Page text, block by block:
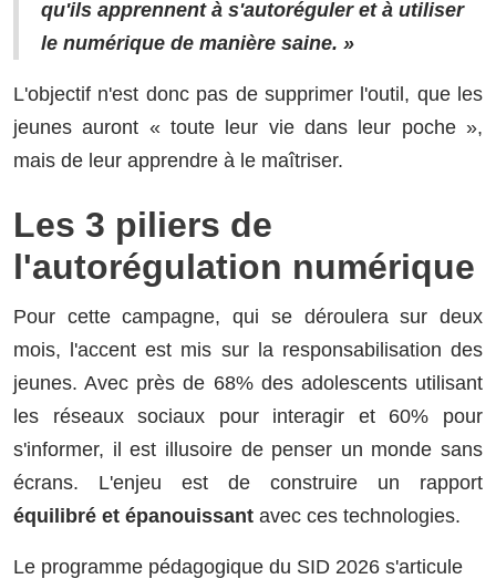
qu'ils apprennent à s'autoréguler et à utiliser
le numérique de manière saine. »
L'objectif n'est donc pas de supprimer l'outil, que les
jeunes auront « toute leur vie dans leur poche »,
mais de leur apprendre à le maîtriser.
Les 3 piliers de
l'autorégulation numérique
Pour cette campagne, qui se déroulera sur deux
mois, l'accent est mis sur la responsabilisation des
jeunes. Avec près de 68% des adolescents utilisant
les réseaux sociaux pour interagir et 60% pour
s'informer, il est illusoire de penser un monde sans
écrans. L'enjeu est de construire un rapport
équilibré et épanouissant avec ces technologies.
Le programme pédagogique du SID 2026 s'articule